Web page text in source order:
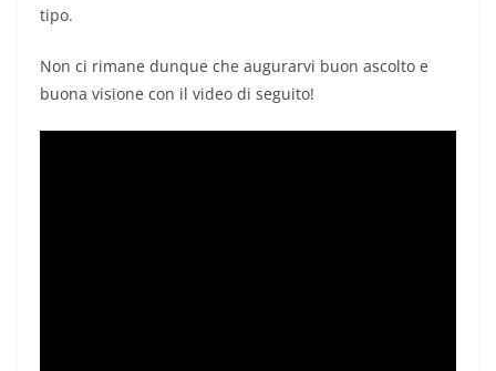
tipo.
Non ci rimane dunque che augurarvi buon ascolto e
buona visione con il video di seguito!